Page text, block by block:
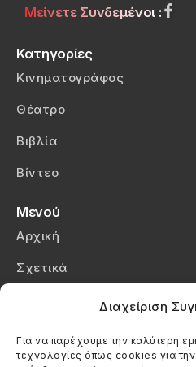
Διαχείριση
Για να παρέχουμε την καλύτερη
τεχνολογίες όπως cookies για
Μείνετε Συνδεμένοι :
Κατηγορίες
Κινηματογράφος
Θέατρο
Βιβλία
Βίντεο
Μενού
Αρχική
Σχετικά
Πολιτική Cookies (ΕΕ)